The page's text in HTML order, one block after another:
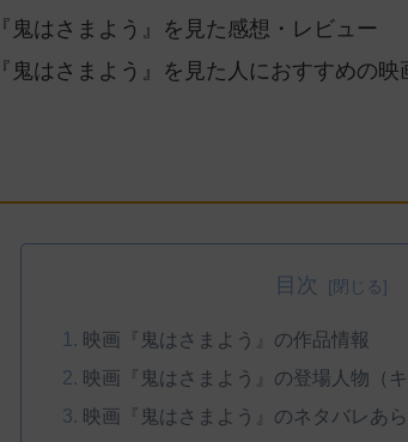
『鬼はさまよう』を見た感想・レビュー
『鬼はさまよう』を見た人におすすめの映
目次
映画『鬼はさまよう』の作品情報
映画『鬼はさまよう』の登場人物（キ
映画『鬼はさまよう』のネタバレあら